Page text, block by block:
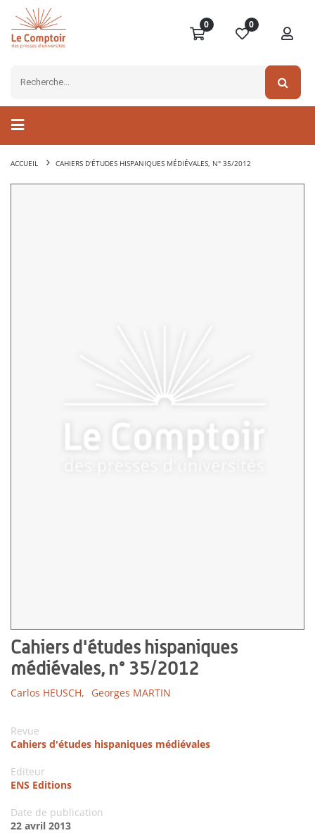
0 0
ACCUEIL CAHIERS D'ÉTUDES HISPANIQUES MÉDIÉVALES, N° 35/2012
Cahiers d'études hispaniques
médiévales, n° 35/2012
Carlos HEUSCH, Georges MARTIN
Revue
Cahiers d'études hispaniques médiévales
Editeur
ENS Editions
Date de publication
22 avril 2013